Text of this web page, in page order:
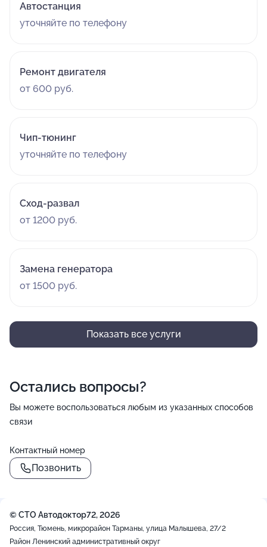
Автостанция
уточняйте по телефону
Ремонт двигателя
от 600 руб.
Чип-тюнинг
уточняйте по телефону
Сход-развал
от 1200 руб.
Замена генератора
от 1500 руб.
Показать все услуги
Остались вопросы?
Вы можете воспользоваться любым из указанных способов
связи
Контактный номер
Позвонить
© СТО Автодоктор72, 2026
Россия, Тюмень, микрорайон Тарманы, улица Малышева, 27/2
Район Ленинский административный округ